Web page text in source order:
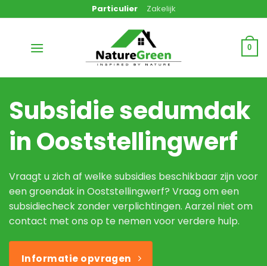
naar
Particulier Zakelijk
0
Subsidie sedumdak
in Ooststellingwerf
Vraagt u zich af welke subsidies beschikbaar zijn voor
een groendak in Ooststellingwerf? Vraag om een
subsidiecheck zonder verplichtingen. Aarzel niet om
contact met ons op te nemen voor verdere hulp.
Informatie opvragen